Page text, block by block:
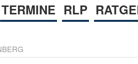
TERMINE RLP